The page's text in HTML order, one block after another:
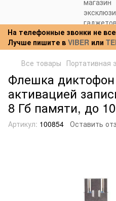
На телефонные звонки не
Лучше пишите в VIBER или
Все товары Портативная
Флешка диктофон
активацией
8 Гб памяти, до
Артикул: 100854 Оставить